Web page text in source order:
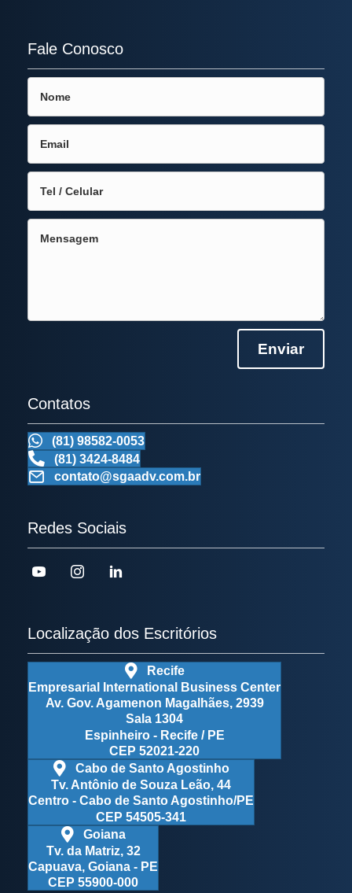
Fale Conosco
Enviar
Contatos
(81) 98582-0053
(81) 3424-8484
contato@sgaadv.com.br
Redes Sociais
Localização dos Escritórios
Recife
Empresarial International Business Center
Av. Gov. Agamenon Magalhães, 2939
Sala 1304
Espinheiro - Recife / PE
CEP 52021-220
Cabo de Santo Agostinho
Tv. Antônio de Souza Leão, 44
Centro - Cabo de Santo Agostinho/PE
CEP 54505-341
Goiana
Tv. da Matriz, 32
Capuava, Goiana - PE
CEP 55900-000